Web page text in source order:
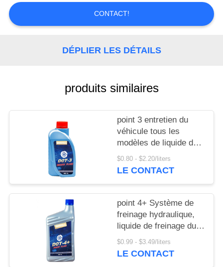
DEMANDE
DE
SOUMISSION
SITE
PRIVACY
POLICY
CONTACT!
DÉPLIER LES DÉTAILS
produits similaires
point 3 entretien du
véhicule tous les
modèles de liquide de
freinage automobile
liquide d'embrayage
$0.80 - $2.20/liters
LE CONTACT
point 4+ Système de
freinage hydraulique,
liquide de freinage du
système d'embrayage
$0.99 - $3.49/liters
LE CONTACT